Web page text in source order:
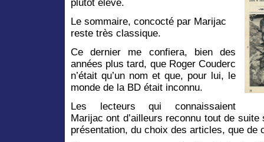
plutôt élevé.
Le sommaire, concocté par Marijac
reste très classique.
Ce dernier me confiera, bien des
années plus tard, que Roger Couderc
n’était qu’un nom et que, pour lui, le
monde de la BD était inconnu.
Les lecteurs qui connaissaient
Marijac ont d’ailleurs reconnu tout de
présentation, du choix des articles, que de